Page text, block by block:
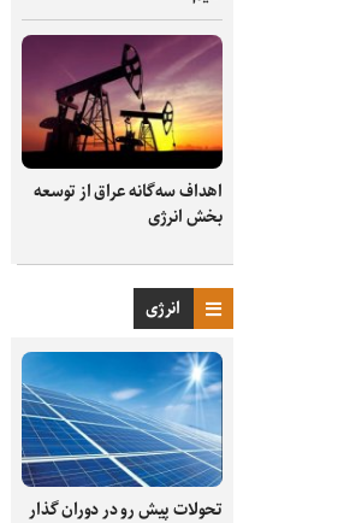
اهداف سه‌گانه عراق از توسعه
بخش انرژی
انرژی
تحولات پیش رو در دوران گذار